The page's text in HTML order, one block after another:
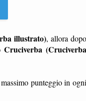
illustrato), allora dopo
Cruciverba (Cruciverba
punteggio in ogni